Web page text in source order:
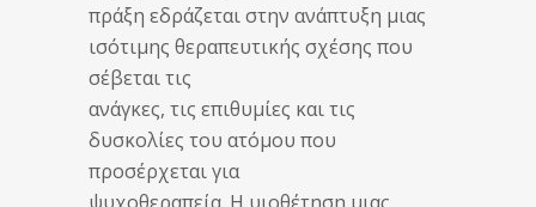
πράξη εδράζεται στην ανάπτυξη μιας
ισότιμης θεραπευτικής σχέσης που
σέβεται τις
ανάγκες, τις επιθυμίες και τις
δυσκολίες του ατόμου που
προσέρχεται για